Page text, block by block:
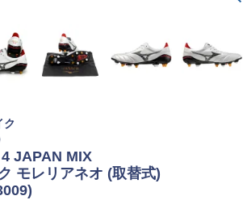
ク
JAPAN MIX
モレリアネオ (取替式)